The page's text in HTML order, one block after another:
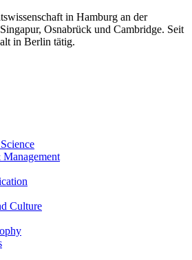
in Hamburg an der
Osnabrück und Cambridge. Seit
in Berlin tätig.
Culture